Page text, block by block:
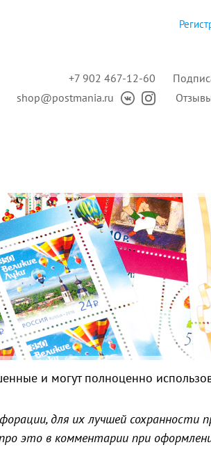
+7 902 467-12-60
shop@postmania.ru
и могут полноценно
для их лучшей сохранности
это в комментарии при